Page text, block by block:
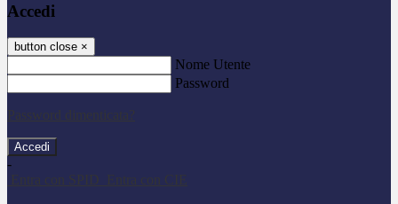
Accedi
button close ×
Nome Utente
Password
Password dimenticata?
-
Entra con SPID
Entra con CIE